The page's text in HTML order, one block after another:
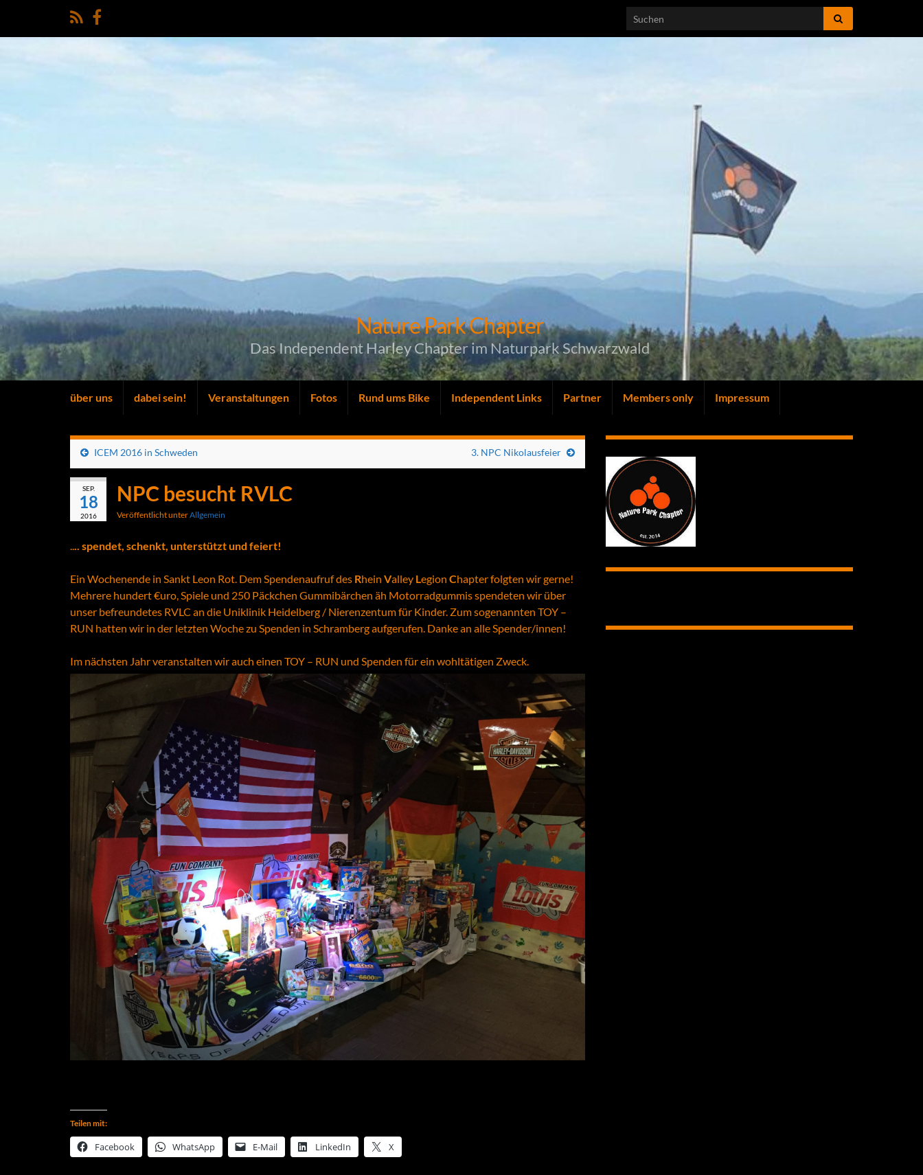
Search for:
Nature Park Chapter
Das Independent Harley Chapter im Naturpark Schwarzwald
über uns dabei sein! Veranstaltungen Fotos Rund ums Bike Independent Links Partner Members only Impressum
ICEM 2016 in Schweden 3. NPC Nikolausfeier
SEP.
18
2016
NPC besucht RVLC
Veröffentlicht unterAllgemein
.... spendet, schenkt, unterstützt und feiert!
Ein Wochenende in Sankt Leon Rot. Dem Spendenaufruf des Rhein Valley Legion Chapter folgten wir gerne!
Mehrere hundert €uro, Spiele und 250 Päckchen Gummibärchen äh Motorradgummis spendeten wir über
unser befreundetes RVLC an die Uniklinik Heidelberg / Nierenzentum für Kinder. Zum sogenannten TOY –
RUN hatten wir in der letzten Woche zu Spenden in Schramberg aufgerufen. Danke an alle Spender/innen!
Im nächsten Jahr veranstalten wir auch einen TOY – RUN und Spenden für ein wohltätigen Zweck.
Teilen mit:
Facebook WhatsApp E-Mail LinkedIn X